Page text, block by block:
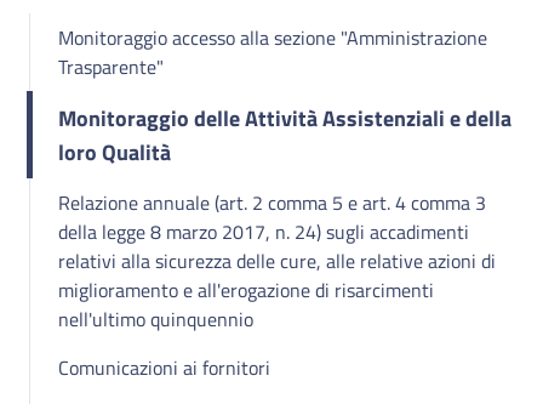
Monitoraggio accesso alla sezione "Amministrazione
Trasparente"
Monitoraggio delle Attività Assistenziali e della
loro Qualità
Relazione annuale (art. 2 comma 5 e art. 4 comma 3
della legge 8 marzo 2017, n. 24) sugli accadimenti
relativi alla sicurezza delle cure, alle relative azioni di
miglioramento e all'erogazione di risarcimenti
nell'ultimo quinquennio
Comunicazioni ai fornitori